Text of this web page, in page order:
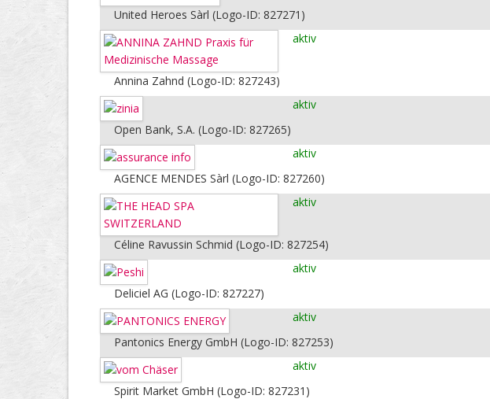
United Heroes Sàrl (Logo-ID: 827271)
aktiv
Annina Zahnd (Logo-ID: 827243)
aktiv
Open Bank, S.A. (Logo-ID: 827265)
aktiv
AGENCE MENDES Sàrl (Logo-ID: 827260)
aktiv
Céline Ravussin Schmid (Logo-ID: 827254)
aktiv
Deliciel AG (Logo-ID: 827227)
aktiv
Pantonics Energy GmbH (Logo-ID: 827253)
aktiv
Spirit Market GmbH (Logo-ID: 827231)